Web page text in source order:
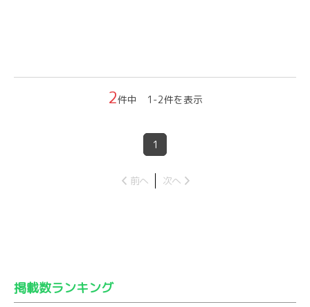
2件中 1-2件を表示
1
前へ 次へ
掲載数ランキング